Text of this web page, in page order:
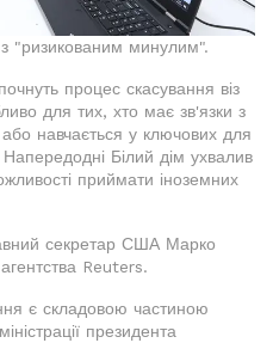
"ризикованим минулим".
процес скасування віз
для тих, хто має зв'язки з
навчається у ключових для
Білий дім ухвалив
приймати іноземних
секретар США Марко
Reuters.
є складовою частиною
президента